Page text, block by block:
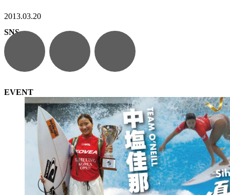
2013.03.20
SNS
EVENT